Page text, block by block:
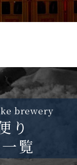
brewery
り
覧